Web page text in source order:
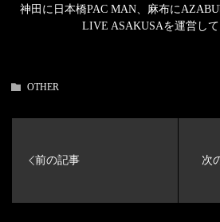
神田に日本橋PAC MAN、麻布に
LIVE ASAKUSAを運営して
OTHER